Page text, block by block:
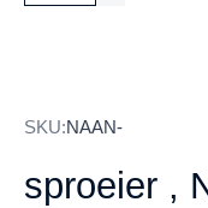
SKU:NAAN-
sproeier ,